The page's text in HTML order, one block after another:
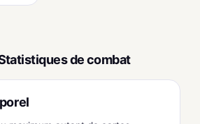
de combat